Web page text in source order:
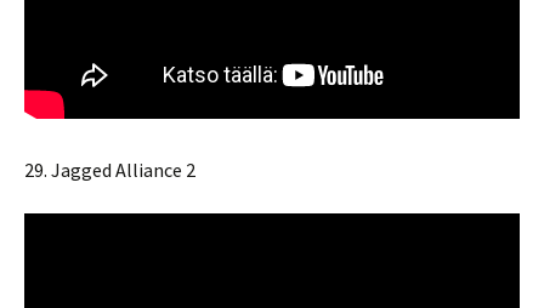
29. Jagged Alliance 2